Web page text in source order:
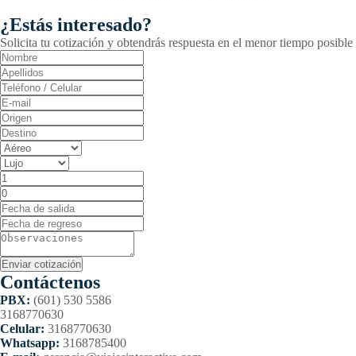
¿Estás interesado?
Solicita tu cotización y obtendrás respuesta en el menor tiempo posible
Contáctenos
PBX: (601) 530 5586
3168770630
Celular: 3168770630
Whatsapp: 3168785400